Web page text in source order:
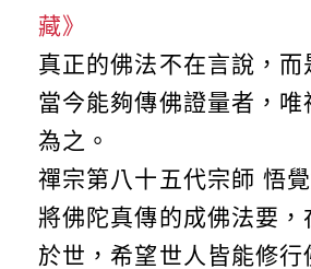
藏》
真正的佛法不在言說，而
當今能夠傳佛證量者，唯
為之。
禪宗第八十五代宗師 悟
將佛陀真傳的成佛法要，
於世，希望世人皆能修行